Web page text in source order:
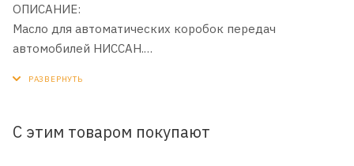
ОПИСАНИЕ:
Масло для автоматических коробок передач
автомобилей НИССАН.
системой автоматической коробки передач,
С этим товаром покупают